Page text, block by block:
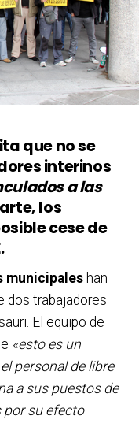
que no se
interinos
a las
los
cese de
municipaleshan
dos trabajadores
El equipo de
«esto es un
personal de libre
a sus puestos de
por su efecto